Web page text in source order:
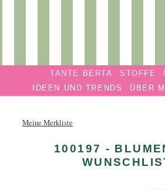
BERTA
Privatmanufaktur
Navigation überspringenTANTE BERTA STOFFE
IDEEN UND TRENDS
ÜBER
Meine Merkliste
100197 -